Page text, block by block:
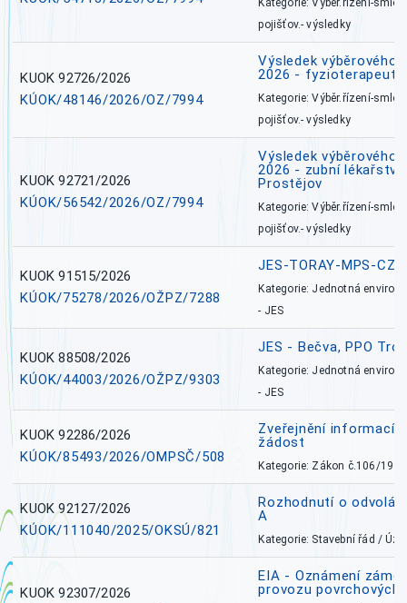
Kategorie: Výběr.řízení-
pojišťov.- výsledky
KUOK 92726/2026
KÚOK/48146/2026/OZ/7994
Výsledek výběrového
2026 - fyzioterapeut,
Kategorie: Výběr.řízení-
pojišťov.- výsledky
KUOK 92721/2026
KÚOK/56542/2026/OZ/7994
Výsledek výběrového
2026 - zubní
Prostějov
Kategorie: Výběr.řízení-
pojišťov.- výsledky
KUOK 91515/2026
KÚOK/75278/2026/OŽPZ/7288
JES-TORAY-MPS-CZ
Kategorie: Jednotná
- JES
KUOK 88508/2026
KÚOK/44003/2026/OŽPZ/9303
JES - Bečva, PPO
Kategorie: Jednotná
- JES
KUOK 92286/2026
KÚOK/85493/2026/OMPSČ/508
Zveřejnění informací
žádost
Kategorie: Zákon č.106/1999
KUOK 92127/2026
KÚOK/111040/2025/OKSÚ/821
Rozhodnutí o
A
Kategorie: Stavební řád /
KUOK 92307/2026
EIA - Oznámení
provozu povrchových